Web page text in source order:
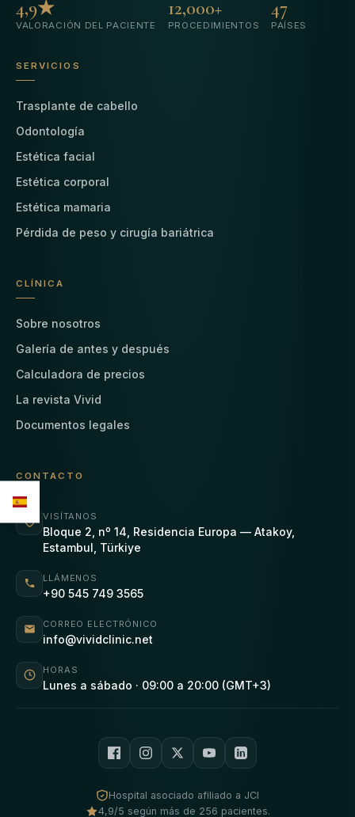
4,9★
VALORACIÓN DEL PACIENTE
12,000+
PROCEDIMIENTOS
47
PAÍSES
SERVICIOS
Trasplante de cabello
Odontología
Estética facial
Estética corporal
Estética mamaria
Pérdida de peso y cirugía bariátrica
CLÍNICA
Sobre nosotros
Galería de antes y después
Calculadora de precios
La revista Vivid
Documentos legales
CONTACTO
VISÍTANOS
Bloque 2, nº 14, Residencia Europa — Atakoy,
Estambul, Türkiye
LLÁMENOS
+90 545 749 3565
CORREO ELECTRÓNICO
info@vividclinic.net
HORAS
Lunes a sábado · 09:00 a 20:00 (GMT+3)
Hospital asociado afiliado a JCI
4,9/5 según más de 256 pacientes.